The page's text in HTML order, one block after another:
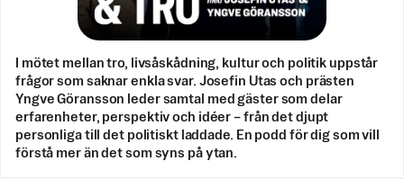
I mötet mellan tro, livsåskådning, kultur och politik uppstår
frågor som saknar enkla svar. Josefin Utas och prästen
Yngve Göransson leder samtal med gäster som delar
erfarenheter, perspektiv och idéer – från det djupt
personliga till det politiskt laddade. En podd för dig som vill
förstå mer än det som syns på ytan.